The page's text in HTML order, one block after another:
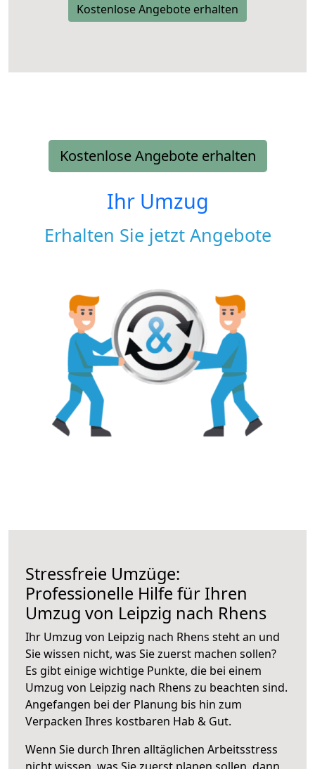
Kostenlose Angebote erhalten
Kostenlose Angebote erhalten
Ihr Umzug
Erhalten Sie jetzt Angebote
Stressfreie Umzüge:
Professionelle Hilfe für Ihren
Umzug von Leipzig nach Rhens
Ihr Umzug von Leipzig nach Rhens steht an und
Sie wissen nicht, was Sie zuerst machen sollen?
Es gibt einige wichtige Punkte, die bei einem
Umzug von Leipzig nach Rhens zu beachten sind.
Angefangen bei der Planung bis hin zum
Verpacken Ihres kostbaren Hab & Gut.
Wenn Sie durch Ihren alltäglichen Arbeitsstress